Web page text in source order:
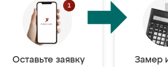
Оставьте заявку Замер